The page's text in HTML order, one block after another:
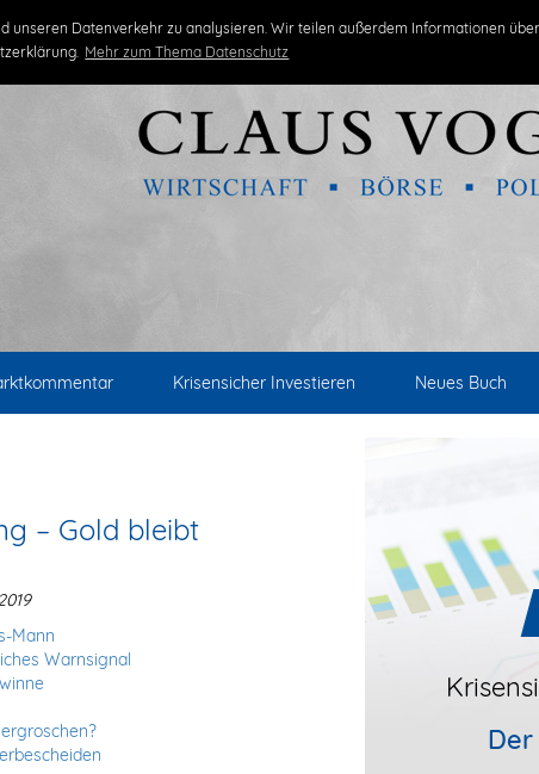
unseren Datenverkehr zu analysieren. Wir teilen außerdem Informationen
Mehr zum Thema Datenschutz
Krisensicher Investieren Neues Buch
– Gold bleibt
Mann
Warnsignal